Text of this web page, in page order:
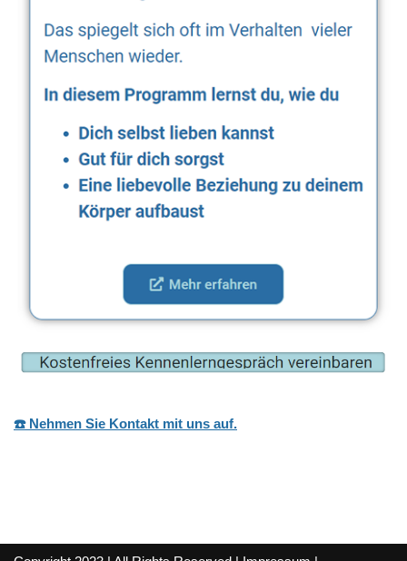
☎️ Nehmen Sie Kontakt mit uns auf.